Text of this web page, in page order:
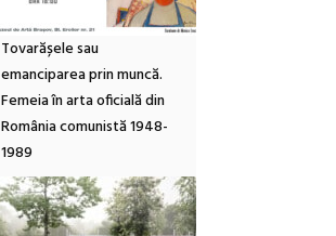
Tovarășele sau
emanciparea prin muncă.
Femeia în arta oficială din
România comunistă 1948-
1989